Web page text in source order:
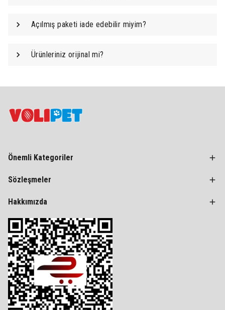
Açılmış paketi iade edebilir miyim?
Ürünleriniz orijinal mi?
Önemli Kategoriler
Sözleşmeler
Hakkımızda